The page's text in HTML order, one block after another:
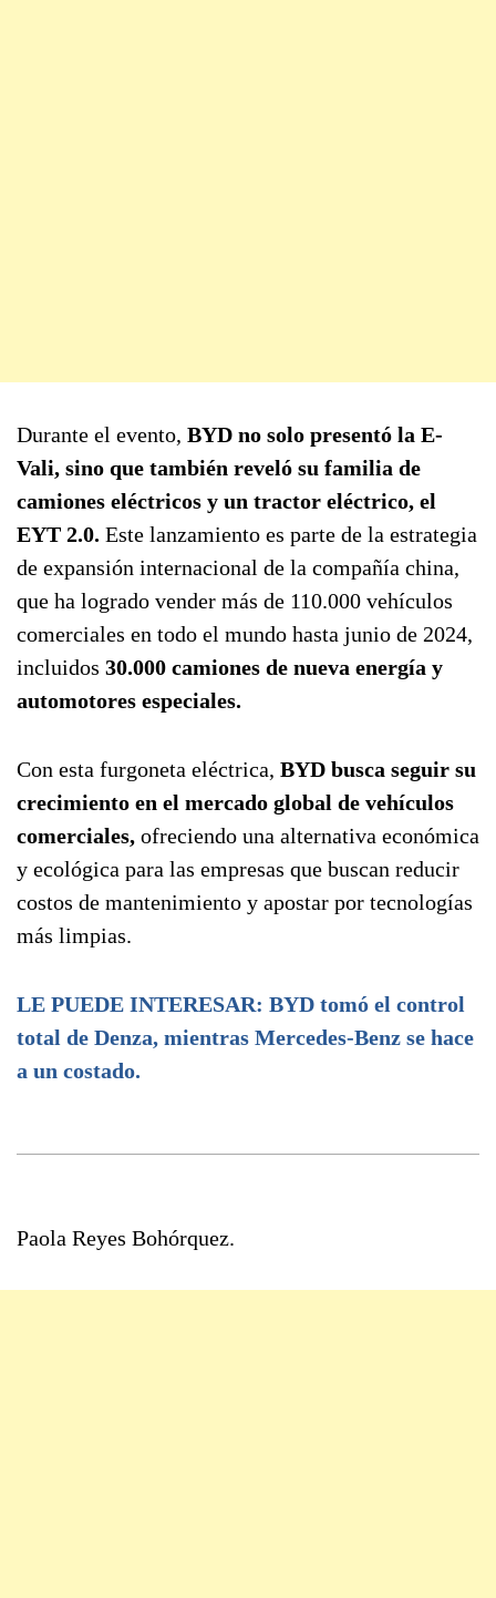
Durante el evento, BYD no solo presentó la E-
Vali, sino que también reveló su familia de
camiones eléctricos y un tractor eléctrico, el
EYT 2.0. Este lanzamiento es parte de la estrategia
de expansión internacional de la compañía china,
que ha logrado vender más de 110.000 vehículos
comerciales en todo el mundo hasta junio de 2024,
incluidos 30.000 camiones de nueva energía y
automotores especiales.
Con esta furgoneta eléctrica, BYD busca seguir su
crecimiento en el mercado global de vehículos
comerciales, ofreciendo una alternativa económica
y ecológica para las empresas que buscan reducir
costos de mantenimiento y apostar por tecnologías
más limpias.
LE PUEDE INTERESAR: BYD tomó el control
total de Denza, mientras Mercedes-Benz se hace
a un costado.
Paola Reyes Bohórquez.